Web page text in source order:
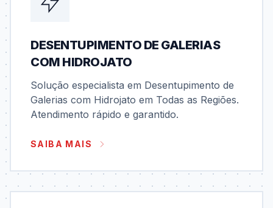
DESENTUPIMENTO DE GALERIAS
COM HIDROJATO
Solução especialista em Desentupimento de
Galerias com Hidrojato em Todas as Regiões.
Atendimento rápido e garantido.
SAIBA MAIS